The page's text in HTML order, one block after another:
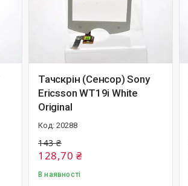
Тачскрін (Сенсор) Sony
Ericsson WT19i White
Original
20288
143 ₴
128,70 ₴
В наявності